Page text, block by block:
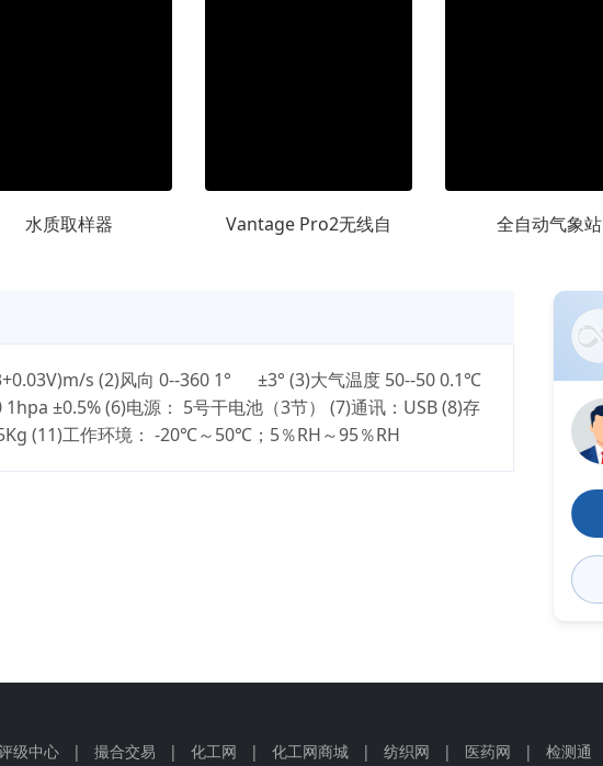
水质取样器 Vantage Pro2无线自 全自动气象站
s (2)风向 0--360 1° ±3° (3)大气温度 50--50 0.1℃
±0.5% (6)电源： 5号干电池（3节） (7)通讯：USB (8)存
(11)工作环境： -20℃～50℃；5％RH～95％RH
级中心 | 撮合交易 | 化工网 | 化工网商城 | 纺织网 | 医药网 | 检测通